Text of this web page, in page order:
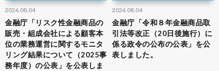
2026.08.04
金融庁「リスク性金融商品の
販売・組成会社による顧客本
位の業務運営に関するモニタ
リング結果について（2025事
務年度）の公表」を公表しま
2026.08.04
金融庁「令和８年金融商品取
引法等改正（20日後施行）に
係る政令の公布の公表」を公
表しました。